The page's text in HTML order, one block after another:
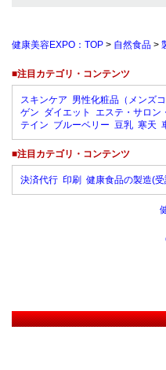
健康美容EXPO：TOP > 自然食品 >
■注目カテゴリ・コンテンツ
スキンケア 男性化粧品（メンズコ
ゲン ダイエット エステ・サロン
テイン ブルーベリー 豆乳 寒天
■注目カテゴリ・コンテンツ
決済代行 印刷 健康食品の製造(